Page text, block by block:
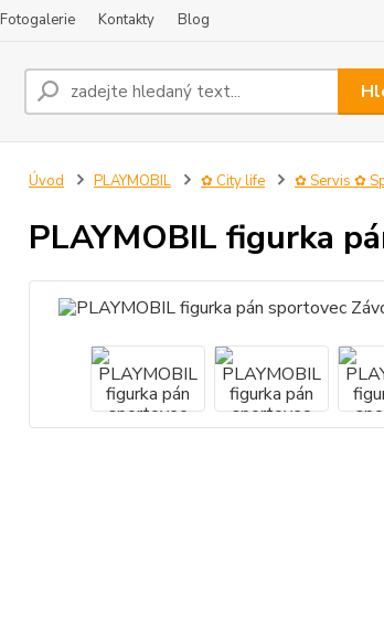
Fotogalerie Kontakty Blog
Úvod PLAYMOBIL ✿ City life ✿ Servis ✿
PLAYMOBIL figurka